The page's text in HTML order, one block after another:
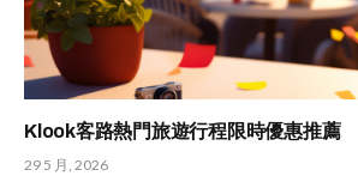
Klook客路熱門旅遊行程限時優惠推薦
29 5 月, 2026